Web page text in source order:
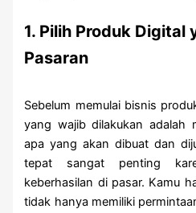
1. Pilih Produk Digital
Pasaran
Sebelum memulai bisnis
yang wajib dilakukan adalah
apa yang akan dibuat dan
tepat sangat penting
keberhasilan di pasar. Kamu
tidak hanya memiliki